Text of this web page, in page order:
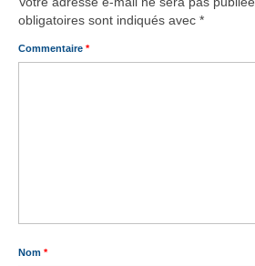
obligatoires sont indiqués avec *
Commentaire *
Nom *